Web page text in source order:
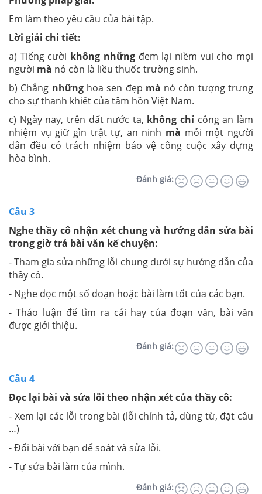
Em làm theo yêu cầu của bài tập.
Lời giải chi tiết:
a) Tiếng cười không nhữngđem lại niềm vui cho mọi
người mà nó còn là liều thuốc trường sinh.
b) Chẳng nhữnghoa sen đẹp mà nó còn tượng trưng
cho sự thanh khiết của tâm hồn Việt Nam.
c) Ngày nay, trên đất nước ta, không chỉ công an làm
nhiệm vụ giữ gìn trật tự, an ninh mà mỗi một người
dân đều có trách nhiệm bảo vệ công cuộc xây dựng
hòa bình.
Đánh giá:
Câu 3
Nghe thầy cô nhận xét chung và hướng dẫn sửa bài
trong giờ trả bài văn kể chuyện:
- Tham gia sửa những lỗi chung dưới sự hướng dẫn của
thầy cô.
- Nghe đọc một số đoạn hoặc bài làm tốt của các bạn.
- Thảo luận để tìm ra cái hay của đoạn văn, bài văn
được giới thiệu.
Đánh giá:
Câu 4
Đọc lại bài và sửa lỗi theo nhận xét của thầy cô:
- Xem lại các lỗi trong bài (lỗi chính tả, dùng từ, đặt câu
…)
- Đổi bài với bạn để soát và sửa lỗi.
- Tự sửa bài làm của mình.
Đánh giá: